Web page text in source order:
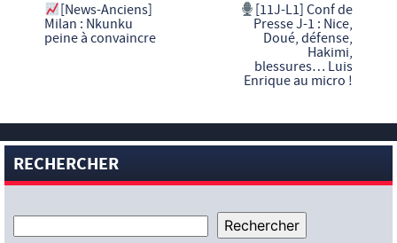
[News-Anciens]
Milan : Nkunku
peine à convaincre
[11J-L1] Conf de
Presse J-1 : Nice,
Doué, défense,
Hakimi,
blessures… Luis
Enrique au micro !
RECHERCHER